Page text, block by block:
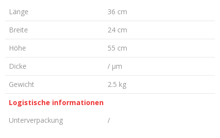
Länge
36 cm
Breite
24 cm
Höhe
55 cm
Dicke
/ µm
Gewicht
2.5 kg
Logistische informationen
Unterverpackung
/